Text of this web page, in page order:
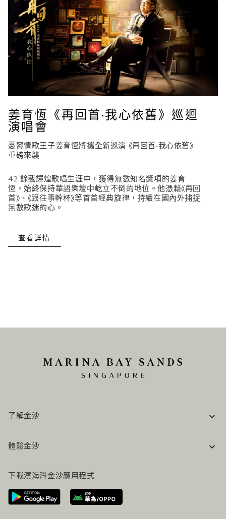
姜育恆《再回首·我心依舊》巡迴
演唱會
憂鬱情歌王子姜育恆將攜全新巡演 《再回首·我心依舊》
重磅來襲
42 餘載輝煌歌唱生涯中，獲得無數知名獎項的姜育
恆，始終保持華語樂壇中屹立不倒的地位。他憑藉《再回
首》、《跟往事幹杯》等首首經典旋律，持續在國內外捕捉
無數歌迷的心。
查看詳情
了解金沙
工作機會
聯絡我們
體驗金沙
行程規劃
路線指引
服務設施
下載濱海灣金沙應用程式